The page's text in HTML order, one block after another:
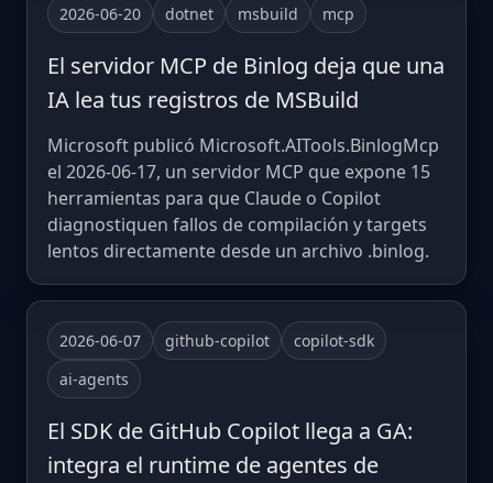
2026-06-20 dotnet msbuild mcp
El servidor MCP de Binlog deja que una
IA lea tus registros de MSBuild
Microsoft publicó Microsoft.AITools.BinlogMcp
el 2026-06-17, un servidor MCP que expone 15
herramientas para que Claude o Copilot
diagnostiquen fallos de compilación y targets
lentos directamente desde un archivo .binlog.
2026-06-07 github-copilot
copilot-sdk
ai-agents
El SDK de GitHub Copilot llega a GA:
integra el runtime de agentes de